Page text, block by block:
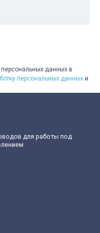
данных в
персональных данных и
для работы под